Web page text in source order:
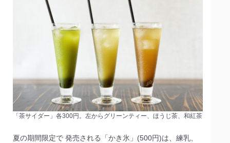
「茶サイダー」各300円。左からグリーンティー、ほうじ茶、和紅茶
夏の期間限定で 発売される「かき氷」(500円)は、練乳、